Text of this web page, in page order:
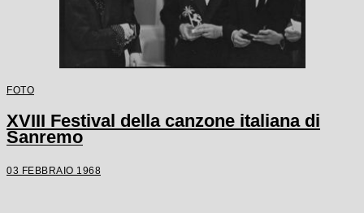
FOTO
XVIII Festival della canzone italiana di
Sanremo
03 FEBBRAIO 1968